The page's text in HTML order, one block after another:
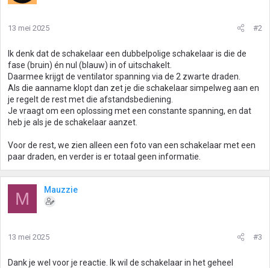
13 mei 2025 #2
Ik denk dat de schakelaar een dubbelpolige schakelaar is die de
fase (bruin) én nul (blauw) in of uitschakelt.
Daarmee krijgt de ventilator spanning via de 2 zwarte draden.
Als die aanname klopt dan zet je die schakelaar simpelweg aan en
je regelt de rest met die afstandsbediening.
Je vraagt om een oplossing met een constante spanning, en dat
heb je als je de schakelaar aanzet.
Voor de rest, we zien alleen een foto van een schakelaar met een
paar draden, en verder is er totaal geen informatie.
M Mauzzie
13 mei 2025 #3
Dank je wel voor je reactie. Ik wil de schakelaar in het geheel